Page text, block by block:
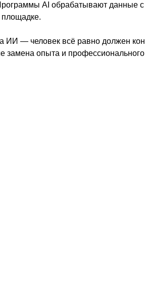
AI обрабатывают данные с
площадке.
ИИ — человек всё равно должен
замена опыта и